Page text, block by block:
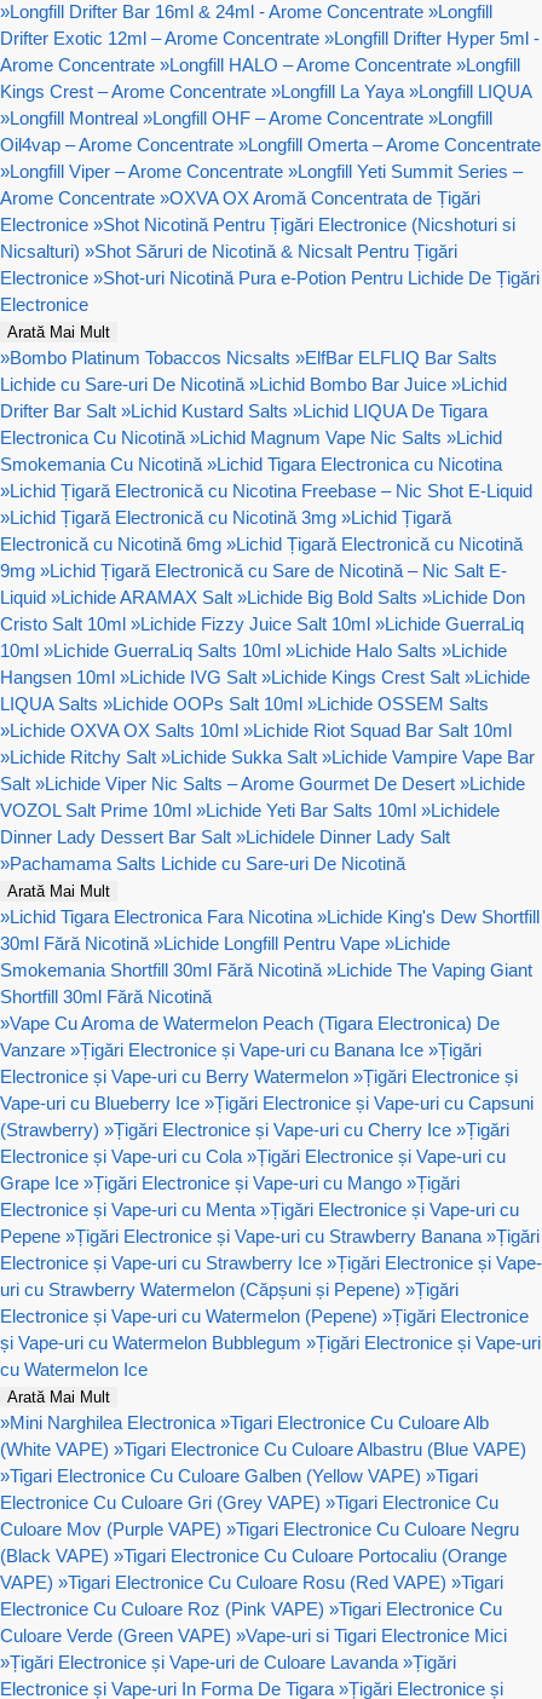
»Longfill Drifter Bar 16ml & 24ml - Arome Concentrate »Longfill
Drifter Exotic 12ml – Arome Concentrate »Longfill Drifter Hyper 5ml -
Arome Concentrate »Longfill HALO – Arome Concentrate »Longfill
Kings Crest – Arome Concentrate »Longfill La Yaya »Longfill LIQUA
»Longfill Montreal »Longfill OHF – Arome Concentrate »Longfill
Oil4vap – Arome Concentrate »Longfill Omerta – Arome Concentrate
»Longfill Viper – Arome Concentrate »Longfill Yeti Summit Series –
Arome Concentrate »OXVA OX Aromă Concentrata de Țigări
Electronice »Shot Nicotină Pentru Țigări Electronice (Nicshoturi si
Nicsalturi) »Shot Săruri de Nicotină & Nicsalt Pentru Țigări
Electronice »Shot-uri Nicotină Pura e-Potion Pentru Lichide De Țigări
Electronice
Arată Mai Mult
»Bombo Platinum Tobaccos Nicsalts »ElfBar ELFLIQ Bar Salts
Lichide cu Sare-uri De Nicotină »Lichid Bombo Bar Juice »Lichid
Drifter Bar Salt »Lichid Kustard Salts »Lichid LIQUA De Tigara
Electronica Cu Nicotină »Lichid Magnum Vape Nic Salts »Lichid
Smokemania Cu Nicotină »Lichid Tigara Electronica cu Nicotina
»Lichid Țigară Electronică cu Nicotina Freebase – Nic Shot E-Liquid
»Lichid Țigară Electronică cu Nicotină 3mg »Lichid Țigară
Electronică cu Nicotină 6mg »Lichid Țigară Electronică cu Nicotină
9mg »Lichid Țigară Electronică cu Sare de Nicotină – Nic Salt E-
Liquid »Lichide ARAMAX Salt »Lichide Big Bold Salts »Lichide Don
Cristo Salt 10ml »Lichide Fizzy Juice Salt 10ml »Lichide GuerraLiq
10ml »Lichide GuerraLiq Salts 10ml »Lichide Halo Salts »Lichide
Hangsen 10ml »Lichide IVG Salt »Lichide Kings Crest Salt »Lichide
LIQUA Salts »Lichide OOPs Salt 10ml »Lichide OSSEM Salts
»Lichide OXVA OX Salts 10ml »Lichide Riot Squad Bar Salt 10ml
»Lichide Ritchy Salt »Lichide Sukka Salt »Lichide Vampire Vape Bar
Salt »Lichide Viper Nic Salts – Arome Gourmet De Desert »Lichide
VOZOL Salt Prime 10ml »Lichide Yeti Bar Salts 10ml »Lichidele
Dinner Lady Dessert Bar Salt »Lichidele Dinner Lady Salt
»Pachamama Salts Lichide cu Sare-uri De Nicotină
Arată Mai Mult
»Lichid Tigara Electronica Fara Nicotina »Lichide King's Dew Shortfill
30ml Fără Nicotină »Lichide Longfill Pentru Vape »Lichide
Smokemania Shortfill 30ml Fără Nicotină »Lichide The Vaping Giant
Shortfill 30ml Fără Nicotină
»Vape Cu Aroma de Watermelon Peach (Tigara Electronica) De
Vanzare »Țigări Electronice și Vape-uri cu Banana Ice »Țigări
Electronice și Vape-uri cu Berry Watermelon »Țigări Electronice și
Vape-uri cu Blueberry Ice »Țigări Electronice și Vape-uri cu Capsuni
(Strawberry) »Țigări Electronice și Vape-uri cu Cherry Ice »Țigări
Electronice și Vape-uri cu Cola »Țigări Electronice și Vape-uri cu
Grape Ice »Țigări Electronice și Vape-uri cu Mango »Țigări
Electronice și Vape-uri cu Menta »Țigări Electronice și Vape-uri cu
Pepene »Țigări Electronice și Vape-uri cu Strawberry Banana »Țigări
Electronice și Vape-uri cu Strawberry Ice »Țigări Electronice și Vape-
uri cu Strawberry Watermelon (Căpșuni și Pepene) »Țigări
Electronice și Vape-uri cu Watermelon (Pepene) »Țigări Electronice
și Vape-uri cu Watermelon Bubblegum »Țigări Electronice și Vape-uri
cu Watermelon Ice
Arată Mai Mult
»Mini Narghilea Electronica »Tigari Electronice Cu Culoare Alb
(White VAPE) »Tigari Electronice Cu Culoare Albastru (Blue VAPE)
»Tigari Electronice Cu Culoare Galben (Yellow VAPE) »Tigari
Electronice Cu Culoare Gri (Grey VAPE) »Tigari Electronice Cu
Culoare Mov (Purple VAPE) »Tigari Electronice Cu Culoare Negru
(Black VAPE) »Tigari Electronice Cu Culoare Portocaliu (Orange
VAPE) »Tigari Electronice Cu Culoare Rosu (Red VAPE) »Tigari
Electronice Cu Culoare Roz (Pink VAPE) »Tigari Electronice Cu
Culoare Verde (Green VAPE) »Vape-uri si Tigari Electronice Mici
»Țigări Electronice și Vape-uri de Culoare Lavanda »Țigări
Electronice și Vape-uri In Forma De Tigara »Țigări Electronice și